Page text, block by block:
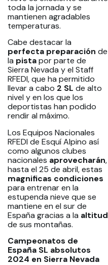
toda la jornada y se
mantienen agradables
temperaturas.
Cabe destacar la
perfecta preparación de
la pistapor parte de
Sierra Nevada y el Staff
RFEDI, que ha permitido
llevar a cabo 2 SL de alto
nivel y en los que los
deportistas han podido
rendir al máximo.
Los Equipos Nacionales
RFEDI de Esquí Alpino así
como algunos clubes
nacionales aprovecharán,
hasta el 25 de abril, estas
magnificas condiciones
para entrenar en la
estupenda nieve que se
mantiene en el sur de
España gracias a la altitud
de sus montañas.
Campeonatos de
España SL absolutos
2024 en Sierra Nevada